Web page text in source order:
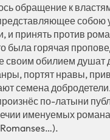
обращение к
собою
и принять против
была горячая
своим обилием душат
портят нравы,
семена
по-латыни
именуемых